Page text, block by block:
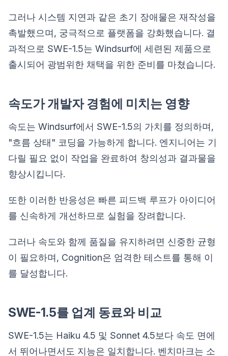
그러나 시스템 지연과 같은 초기 장애물은 재작성을
촉발했으며, 궁극적으로 플랫폼을 강화했습니다. 결
과적으로 SWE-1.5는 Windsurf에 세련된 제품으로
출시되어 광범위한 채택을 위한 준비를 마쳤습니다.
속도가 개발자 경험에 미치는 영향
속도는 Windsurf에서 SWE-1.5의 가치를 정의하며,
"흐름 상태" 코딩을 가능하게 합니다. 엔지니어는 기
다릴 필요 없이 작업을 완료하여 창의성과 결과물을
향상시킵니다.
또한 이러한 반응성은 빠른 피드백 루프가 아이디어
를 신속하게 개선하므로 실험을 장려합니다.
그러나 속도와 함께 품질을 유지하려면 신중한 균형
이 필요하며, Cognition은 엄격한 테스트를 통해 이
를 달성합니다.
SWE-1.5를 업계 동료와 비교
SWE-1.5는 Haiku 4.5 및 Sonnet 4.5보다 속도 면에
서 뛰어나면서도 지능은 일치합니다. 벤치마크는 소